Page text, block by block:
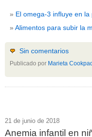
dietas(10)
embarazo
nutricion(3)
obesidad(12)
Sin categoría(438)
vitaminas(10)
RSS - Entradas
El omega-3 influye en
Alimentos para subir la
Sin comentarios
Publicado por Marieta Cookpad
21 de junio de 2018
Anemia infantil en